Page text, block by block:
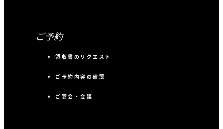
ご予約
領収書のリクエスト
ご予約内容の確認
ご宴会・会議